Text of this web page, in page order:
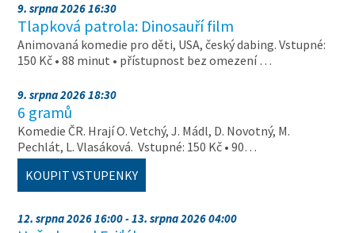
9. srpna 2026 16:30
Tlapková patrola: Dinosauří film
Animovaná komedie pro děti, USA, český dabing. Vstupné:
150 Kč • 88 minut • přístupnost bez omezení …
9. srpna 2026 18:30
6 gramů
Komedie ČR. Hrají O. Vetchý, J. Mádl, D. Novotný, M.
Pechlát, L. Vlasáková. Vstupné: 150 Kč • 90…
KOUPIT VSTUPENKY
12. srpna 2026 16:00 - 13. srpna 2026 04:00